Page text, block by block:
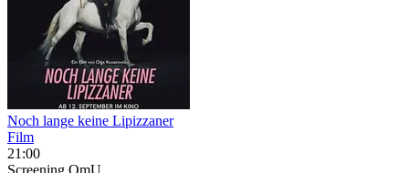
Noch lange keine Lipizzaner
Film
21:00
Screening OmU